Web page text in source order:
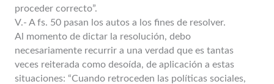
proceder correcto”.
V.- A fs. 50 pasan los autos a los fines de resolver.
Al momento de dictar la resolución, debo
necesariamente recurrir a una verdad que es tantas
veces reiterada como desoída, de aplicación a estas
situaciones: “Cuando retroceden las políticas sociales,